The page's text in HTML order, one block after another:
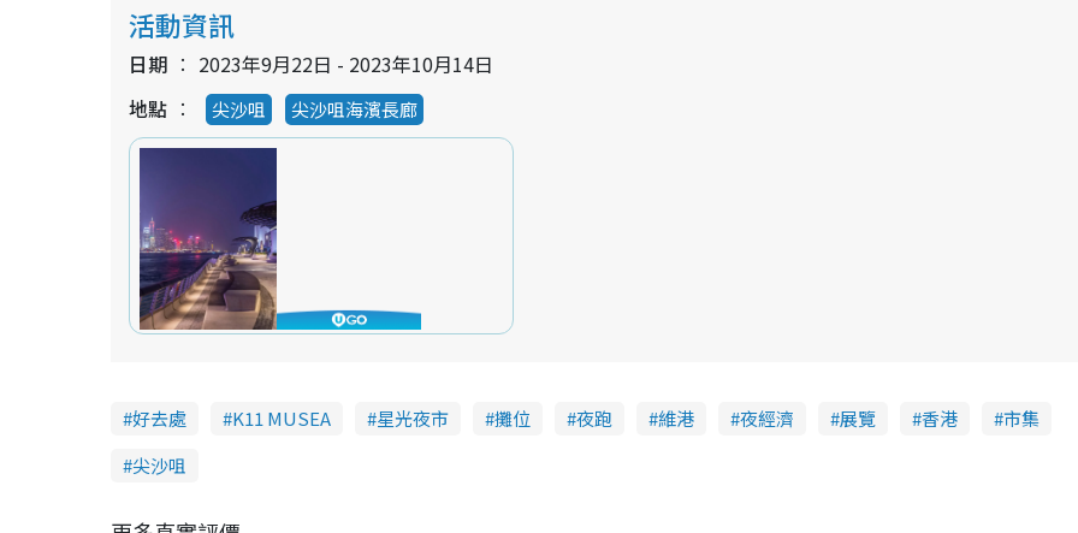
活動資訊
日期
2023年9月22日 - 2023年10月14日
地點
尖沙咀 尖沙咀海濱長廊
好去處 K11 MUSEA 星光夜市 攤位 夜跑 維港 夜經濟 展覽 香港
市集
尖沙咀